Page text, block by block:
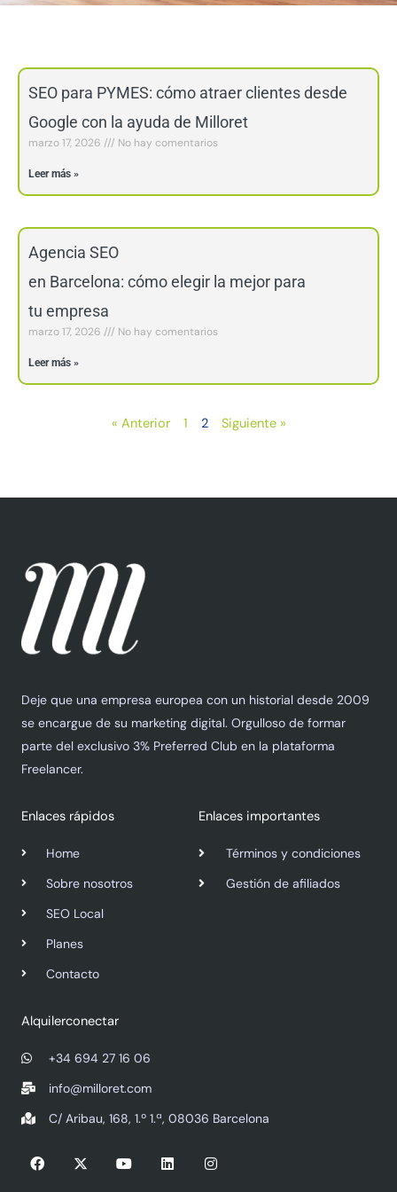
SEO para PYMES: cómo atraer clientes desde
Google con la ayuda de Milloret
marzo 17, 2026 No hay comentarios
Leer más »
Agencia SEO
en Barcelona: cómo elegir la mejor para
tu empresa
marzo 17, 2026 No hay comentarios
Leer más »
« Anterior 1 2 Siguiente »
Deje que una empresa europea con un historial desde 2009
se encargue de su marketing digital. Orgulloso de formar
parte del exclusivo 3% Preferred Club en la plataforma
Freelancer.
Enlaces rápidos
Home
Sobre nosotros
SEO Local
Planes
Contacto
Enlaces importantes
Términos y condiciones
Gestión de afiliados
Alquilerconectar
+34 694 27 16 06
info@milloret.com
C/ Aribau, 168, 1.º 1.ª, 08036 Barcelona
F
a
X
-
Y
o
L
i
I
n